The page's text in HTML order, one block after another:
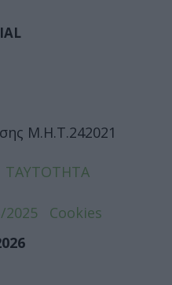
Μ.Η.Τ.242021
ΤΑΥΤΟΤΗΤΑ
2025
Cookies